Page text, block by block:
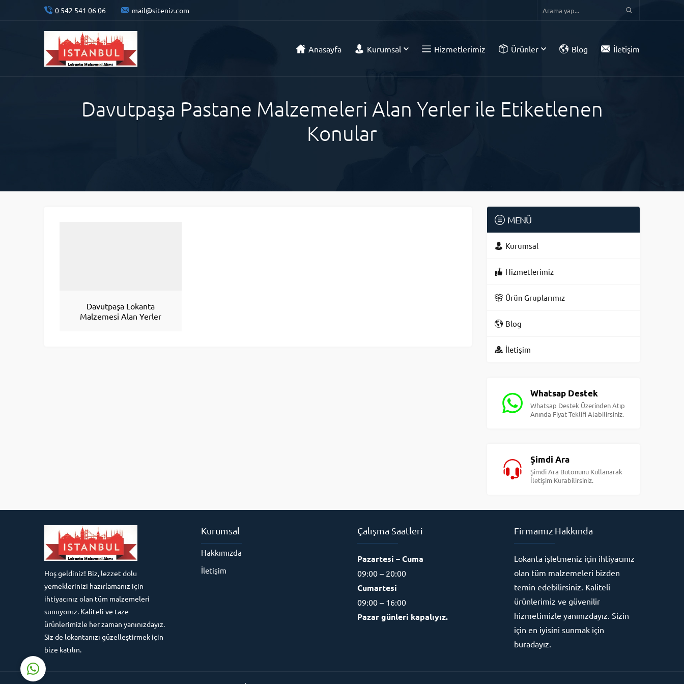
0 542 541 06 06 mail@siteniz.com
Anasayfa Kurumsal Hizmetlerimiz Ürünler Blog İletişim
Davutpaşa Pastane Malzemeleri Alan Yerler ile Etiketlenen
Konular
Davutpaşa Lokanta
Malzemesi Alan Yerler
MENÜ
Kurumsal
Hizmetlerimiz
Ürün Gruplarımız
Blog
İletişim
Whatsap Destek
Whatsap Destek Üzerinden Atıp
Anında Fiyat Teklifi Alabilirsiniz.
Şimdi Ara
Şimdi Ara Butonunu Kullanarak
İletişim Kurabilirsiniz.
Hoş geldiniz! Biz, lezzet dolu
yemeklerinizi hazırlamanız için
ihtiyacınız olan tüm malzemeleri
sunuyoruz. Kaliteli ve taze
ürünlerimizle her zaman yanınızdayız.
Siz de lokantanızı güzelleştirmek için
bize katılın.
Kurumsal
Hakkımızda
İletişim
Çalışma Saatleri
Pazartesi – Cuma
09:00 – 20:00
Cumartesi
09:00 – 16:00
Pazar günleri kapalıyız.
Firmamız Hakkında
Lokanta işletmeniz için ihtiyacınız
olan tüm malzemeleri bizden
temin edebilirsiniz. Kaliteli
ürünlerimiz ve güvenilir
hizmetimizle yanınızdayız. Sizin
için en iyisini sunmak için
buradayız.
Süleyman Yıldız
Cevap Yaz